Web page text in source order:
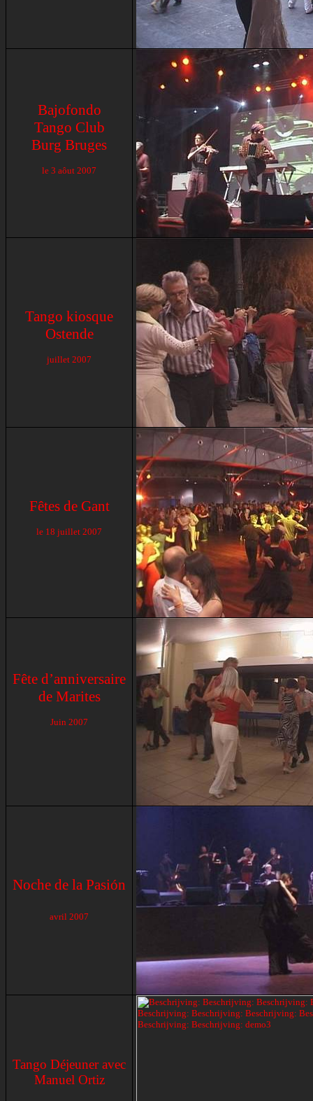
Bajofondo
Tango Club
Burg Bruges
le 3 aôut 2007
Tango kiosque
Ostende
juillet 2007
Fêtes de Gant
le 18 juillet 2007
Fête d’anniversaire
de Marites
Juin 2007
Noche de la Pasión
avril 2007
Tango Déjeuner avec
Manuel Ortiz